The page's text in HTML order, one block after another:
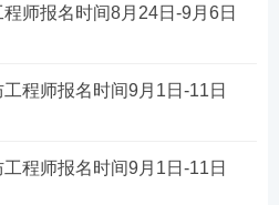
师报名时间8月24日-9月6日
程师报名时间9月1日-11日
程师报名时间9月1日-11日